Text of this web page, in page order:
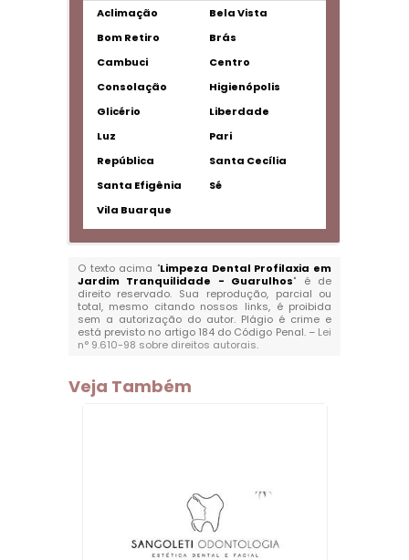
Aclimação
Bela Vista
Bom Retiro
Brás
Cambuci
Centro
Consolação
Higienópolis
Glicério
Liberdade
Luz
Pari
República
Santa Cecília
Santa Efigênia
Sé
Vila Buarque
O texto acima "Limpeza Dental Profilaxia em
Jardim Tranquilidade - Guarulhos" é de
direito reservado. Sua reprodução, parcial ou
total, mesmo citando nossos links, é proibida
sem a autorização do autor. Plágio é crime e
está previsto no artigo 184 do Código Penal. – Lei
n° 9.610-98 sobre direitos autorais.
Veja Também